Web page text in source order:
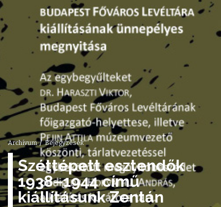
Archívum / Bejegyzések
Széttépett esztendők
1938–1944 című
kiállításunk Zentán